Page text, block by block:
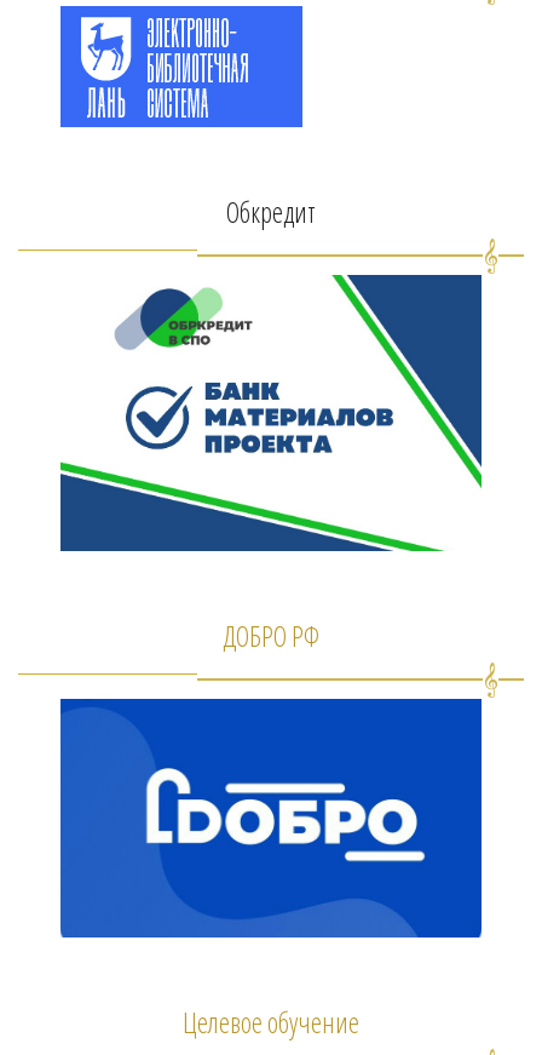
Обкредит
ДОБРО РФ
Целевое обучение